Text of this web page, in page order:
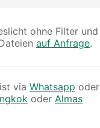
ohne Filter und
auf Anfrage.
via Whatsapp oder
oder Almas